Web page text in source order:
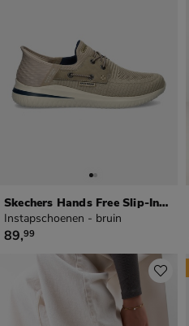
Skechers Hands Free Slip-Ins Delson 3.0
Instapschoenen - bruin
€ 89,99
89,99